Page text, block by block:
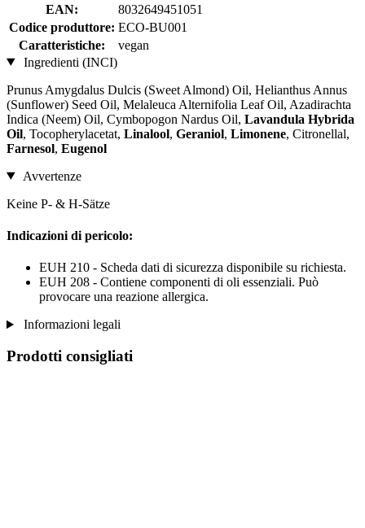
EAN:
8032649451051
Codice produttore: ECO-BU001
Caratteristiche:
vegan
Ingredienti (INCI)
Prunus Amygdalus Dulcis (Sweet Almond) Oil, Helianthus Annus
(Sunflower) Seed Oil, Melaleuca Alternifolia Leaf Oil, Azadirachta
Indica (Neem) Oil, Cymbopogon Nardus Oil, Lavandula Hybrida
Oil, Tocopherylacetat, Linalool, Geraniol, Limonene, Citronellal,
Farnesol, Eugenol
Avvertenze
Keine P- & H-Sätze
Indicazioni di pericolo:
EUH 210 - Scheda dati di sicurezza disponibile su richiesta.
EUH 208 - Contiene componenti di oli essenziali. Può
provocare una reazione allergica.
Informazioni legali
Prodotti consigliati